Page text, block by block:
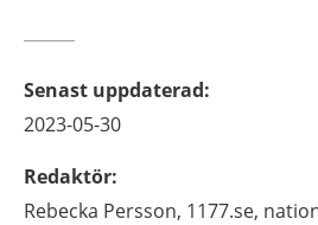
Senast uppdaterad:
2023-05-30
Redaktör:
Rebecka Persson, 1177.se,